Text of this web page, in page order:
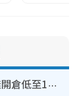
開倉優惠 | 尖沙咀海港城名牌波鞋開倉低至1折！On鞋$899起／Joy&Peace鞋履$98起